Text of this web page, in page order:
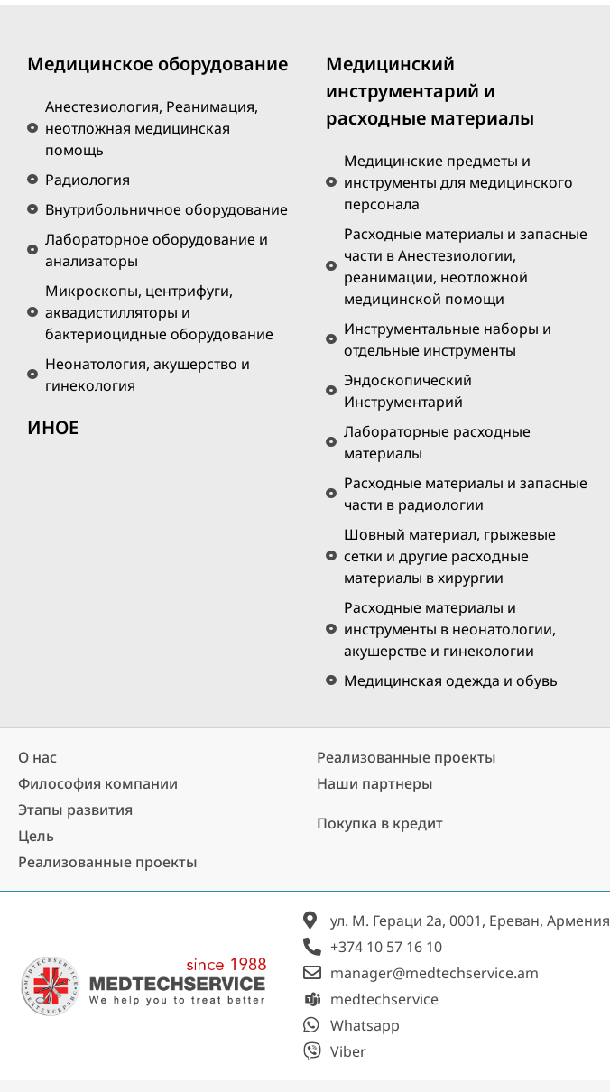
Медицинское оборудование
Анестезиология, Реанимация,
неотложная медицинская
помощь
Радиология
Внутрибольничное оборудование
Лабораторное оборудование и
анализаторы
Микроскопы, центрифуги,
аквадистилляторы и
бактериоцидные оборудование
Неонатология, акушерство и
гинекология
ИНОЕ
Медицинский
инструментарий и
расходные материалы
Медицинские предметы и
инструменты для медицинского
персонала
Расходные материалы и запасные
части в Анестезиологии,
реанимации, неотложной
медицинской помощи
Инструментальные наборы и
отдельные инструменты
Эндоскопический
Инструментарий
Лабораторные расходные
материалы
Расходные материалы и запасные
части в радиологии
Шовный материал, грыжевые
сетки и другие расходные
материалы в хирургии
Расходные материалы и
инструменты в неонатологии,
акушерстве и гинекологии
Медицинская одежда и обувь
О нас
Философия компании
Этапы развития
Цель
Реализованные проекты​
Реализованные проекты
Наши партнеры
Покупка в кредит
ул. М. Гераци 2а, 0001, Ереван, Армения
+374 10 57 16 10
manager@medtechservice.am
medtechservice
Whatsapp
Viber